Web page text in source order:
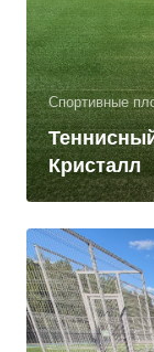
Спортивные
Кристалл